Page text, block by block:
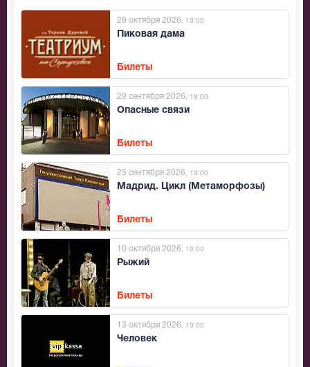
Пиковая дама
29 октября 2026 , 19:00
Билеты
Опасные связи
29 сентября 2026 , 19:00
Билеты
Мадрид. Цикл (Метаморфозы)
25 сентября 2026 , 19:00
Билеты
Рыжий
10 октября 2026 , 19:00
Билеты
Человек
13 октября 2026 , 19:00